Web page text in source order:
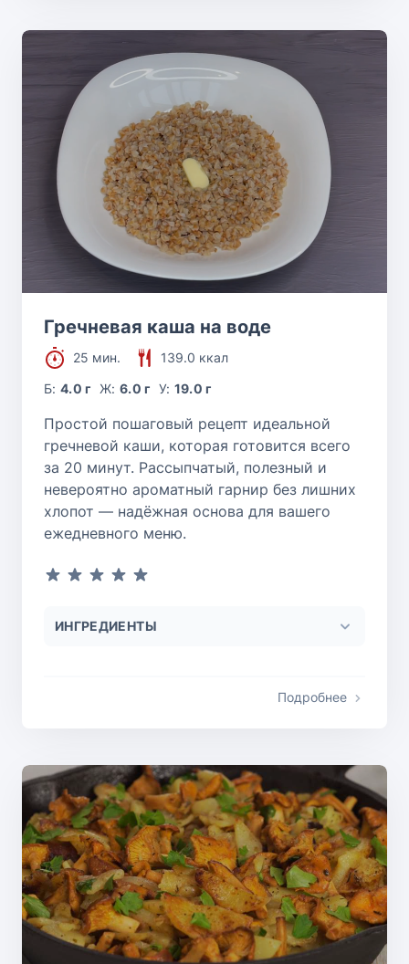
Гречневая каша на воде
25 мин.
139.0 ккал
Б:4.0 г Ж: 6.0 г У: 19.0 г
Простой пошаговый рецепт идеальной
гречневой каши, которая готовится всего
за 20 минут. Рассыпчатый, полезный и
невероятно ароматный гарнир без лишних
хлопот — надёжная основа для вашего
ежедневного меню.
ИНГРЕДИЕНТЫ
Подробнее